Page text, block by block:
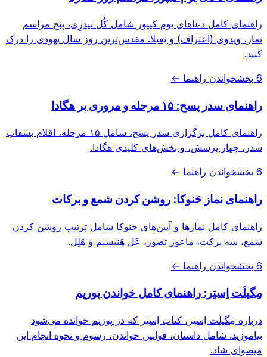
راهنمای کامل دعاهای یوم کیپور شامل کُل نیدرِی، پنج مراسم
نماز، ویدوی (اعتراف) و نِعیلا. مقدس‌ترین روز سال یهودی را درک
کنید.
6 بخش خواندن راهنما ←
راهنمای سدر پسح: ۱۵ مرحله و مروری بر هگادا
راهنمای کامل برگزاری سدر پسح، شامل ۱۵ مرحله، اقلام بشقاب
سدر، چهار پرسش، و بخش‌های کلیدی هگادا.
6 بخش خواندن راهنما ←
راهنمای نماز حَنوکا: روشن کردن شمع و برکات
راهنمای کامل نمازها و آیین‌های حَنوکا شامل ترتیب روشن کردن
شمع، سه برکت، ماعوز تصور، عَل هَنیسیم و هَلِل.
6 بخش خواندن راهنما ←
مِگیلَت اِستِر: راهنمای کامل خواندن پوریم
درباره مِگیلَت اِستِر، کتاب اِستِر که در پوریم خوانده می‌شود
بیاموزید. شامل داستان، قوانین خواندن، رسوم و نحوه انجام این
میصوای شاد.